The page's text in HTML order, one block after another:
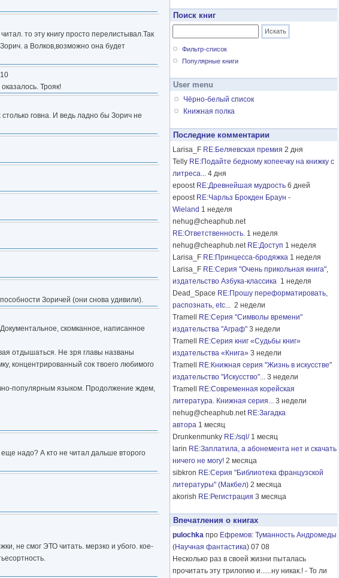
то эту книгу просто перелистывал.Так
а Волков,возможно она будет
Трояк!
говна. И ведь ладно бы Зорич не
Зоричей (они снова удивили).
скомканное, написанное
отдышаться. Не зря главы названы
концентрированный сок твоего любимого
популярным языком. Продолжение ждем,
надо? А кто не читал дальше второго
не смог ЭТО читать. мерзко и убого. кое-
Поиск книг
Фильтр-список
Популярные книги
User menu
Чёрно-белый список
Книжная полка
Последние комментарии
Larisa_F RE:Беляевская премия 2 дня
Telly RE:Подайте бедному копеечку на книжку с
литреса... 4 дня
epoost RE:Древнейшая мудрость 6 дней
epoost RE:Чарльз Брокден Браун -
Wieland 1 неделя
nehug@cheaphub.net
RE:Ответственность. 1 неделя
nehug@cheaphub.net RE:Доступ 1 неделя
Larisa_F RE:Принцесса-бродяжка 1 неделя
Larisa_F RE:Серия "Очень прикольная книга",
издательство Азбука-классика 1 неделя
Dead_Space RE:Прошу переформатировать,
распознать, etc... 2 недели
Tramell
RE:Серия "Символы времени"
издательства "Аграф" 3 недели
Tramell
RE:Серия книг «Судьбы книг»
издательства «Книга» 3 недели
Tramell
RE:Книжная серия "Жизнь в искусстве"
издательство "Искусство"... 3 недели
Tramell
RE:Современная корейская
литература. Книжная серия... 3 недели
nehug@cheaphub.net RE:Загадка
автора 1 месяц
Drunkenmunky RE:/sql/ 1 месяц
larin RE:Заплатила, а абонемента нет и скачать
ничего не могу! 2 месяца
sibkron RE:Серия "Библиотека французской
литературы" (Макбел) 2 месяца
akorish RE:Регистрация 3 месяца
Впечатления о книгах
pulochka про Ефремов: Туманность Андромеды
(Научная фантастика) 07 08
Несколько раз в своей жизни пыталась
прочитать эту трилогию и......ну никак.! - То ли